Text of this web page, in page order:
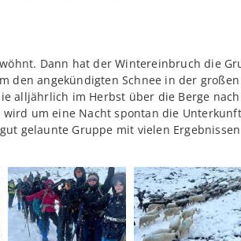
Dann hat der Wintereinbruch die
den angekündigten Schnee in der
alljährlich im Herbst über die Berge
um eine Nacht spontan die
gelaunte Gruppe mit vielen